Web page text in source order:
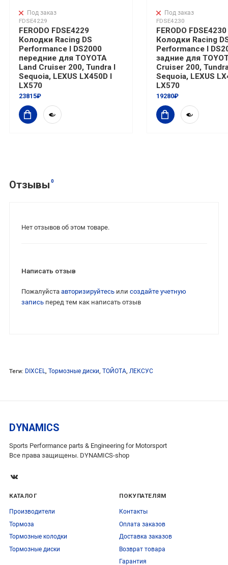
Под заказ
FDSE4229
FERODO FDSE4229
Колодки Racing DS
Performance I DS2000
передние для TOYOTA
Land Cruiser 200, Tundra I
Sequoia, LEXUS LX450D I
LX570
23815₽
Под заказ
FDSE4230
FERODO FDSE4230
Колодки Racing
Performance I
задние для
Cruiser 200,
Sequoia, LEXUS
LX570
19280₽
Отзывы 0
Нет отзывов об этом товаре.
Написать отзыв
Пожалуйста авторизируйтесьили создайте учетную
записьперед тем как написать отзыв
Теги: DIXCEL, Тормозные диски, ТОЙОТА, ЛЕКСУС
DYNAMICS
Sports Performance parts & Engineering for Motorsport
Все права защищены. DYNAMICS-shop
КАТАЛОГ
Производители
Тормоза
Тормозные колодки
Тормозные диски
ПОКУПАТЕЛЯМ
Контакты
Оплата заказов
Доставка заказов
Возврат товара
Гарантия